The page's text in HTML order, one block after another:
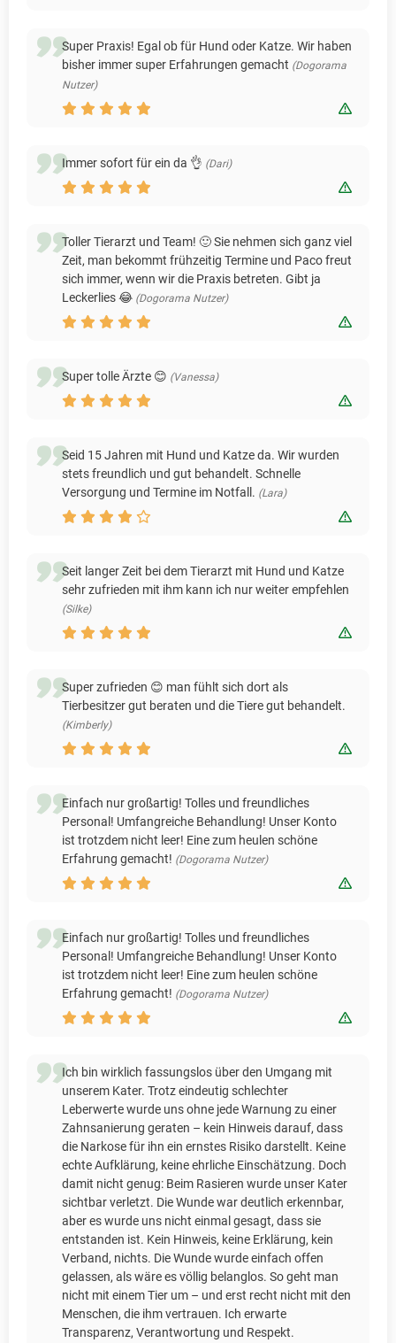
Super Praxis! Egal ob für Hund oder Katze. Wir haben
bisher immer super Erfahrungen gemacht (Dogorama
Nutzer)
Immer sofort für ein da 👌 (Dari)
Toller Tierarzt und Team! 🙂 Sie nehmen sich ganz viel
Zeit, man bekommt frühzeitig Termine und Paco freut
sich immer, wenn wir die Praxis betreten. Gibt ja
Leckerlies 😂 (Dogorama Nutzer)
Super tolle Ärzte 😊 (Vanessa)
Seid 15 Jahren mit Hund und Katze da. Wir wurden
stets freundlich und gut behandelt. Schnelle
Versorgung und Termine im Notfall. (Lara)
Seit langer Zeit bei dem Tierarzt mit Hund und Katze
sehr zufrieden mit ihm kann ich nur weiter empfehlen
(Silke)
Super zufrieden 😊 man fühlt sich dort als
Tierbesitzer gut beraten und die Tiere gut behandelt.
(Kimberly)
Einfach nur großartig! Tolles und freundliches
Personal! Umfangreiche Behandlung! Unser Konto
ist trotzdem nicht leer! Eine zum heulen schöne
Erfahrung gemacht! (Dogorama Nutzer)
Einfach nur großartig! Tolles und freundliches
Personal! Umfangreiche Behandlung! Unser Konto
ist trotzdem nicht leer! Eine zum heulen schöne
Erfahrung gemacht! (Dogorama Nutzer)
Ich bin wirklich fassungslos über den Umgang mit
unserem Kater. Trotz eindeutig schlechter
Leberwerte wurde uns ohne jede Warnung zu einer
Zahnsanierung geraten – kein Hinweis darauf, dass
die Narkose für ihn ein ernstes Risiko darstellt. Keine
echte Aufklärung, keine ehrliche Einschätzung. Doch
damit nicht genug: Beim Rasieren wurde unser Kater
sichtbar verletzt. Die Wunde war deutlich erkennbar,
aber es wurde uns nicht einmal gesagt, dass sie
entstanden ist. Kein Hinweis, keine Erklärung, kein
Verband, nichts. Die Wunde wurde einfach offen
gelassen, als wäre es völlig belanglos. So geht man
nicht mit einem Tier um – und erst recht nicht mit den
Menschen, die ihm vertrauen. Ich erwarte
Transparenz, Verantwortung und Respekt.